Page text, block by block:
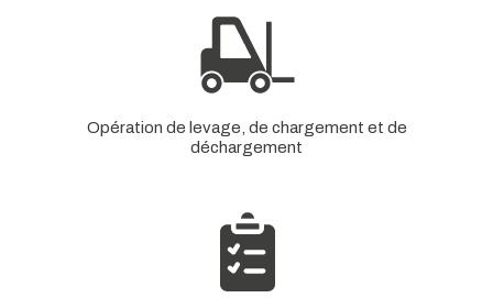
Opération de levage, de chargement et de
déchargement